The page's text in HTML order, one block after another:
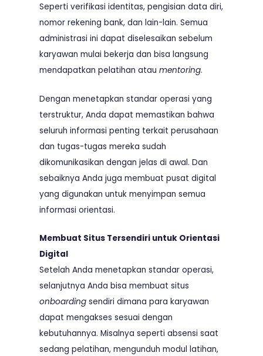
Seperti verifikasi identitas, pengisian data diri,
nomor rekening bank, dan lain-lain. Semua
administrasi ini dapat diselesaikan sebelum
karyawan mulai bekerja dan bisa langsung
mendapatkan pelatihan atau mentoring.
Dengan menetapkan standar operasi yang
terstruktur, Anda dapat memastikan bahwa
seluruh informasi penting terkait perusahaan
dan tugas-tugas mereka sudah
dikomunikasikan dengan jelas di awal. Dan
sebaiknya Anda juga membuat pusat digital
yang digunakan untuk menyimpan semua
informasi orientasi.
Membuat Situs Tersendiri untuk Orientasi
Digital
Setelah Anda menetapkan standar operasi,
selanjutnya Anda bisa membuat situs
onboarding sendiri dimana para karyawan
dapat mengakses sesuai dengan
kebutuhannya. Misalnya seperti absensi saat
sedang pelatihan, mengunduh modul latihan,